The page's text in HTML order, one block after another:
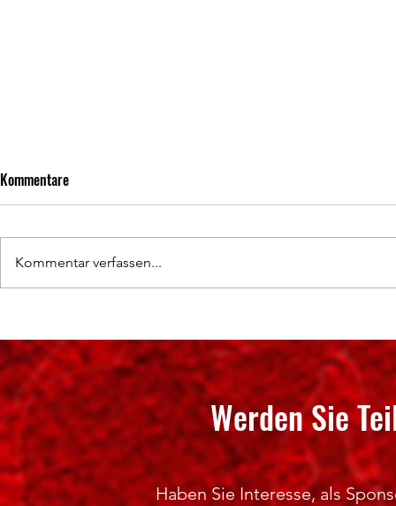
spannende Titelentscheidungen
Kommentare
Kommentar verfassen...
Werden Sie
Haben Sie Interesse, als